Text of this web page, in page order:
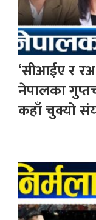
‘सीआईए र
नेपालका
कहाँ चुक्यो